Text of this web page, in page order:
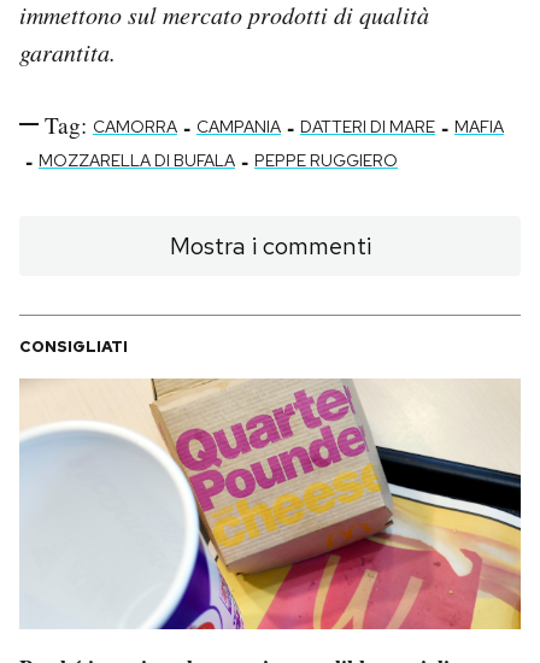
immettono sul mercato prodotti di qualità
garantita.
Tag: CAMORRA - CAMPANIA - DATTERI DI MARE - MAFIA
- MOZZARELLA DI BUFALA - PEPPE RUGGIERO
Mostra i commenti
CONSIGLIATI